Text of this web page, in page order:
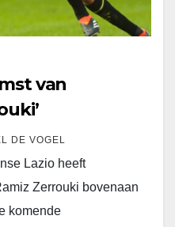
van
DE VOGEL
Lazio heeft
Zerrouki bovenaan
komende